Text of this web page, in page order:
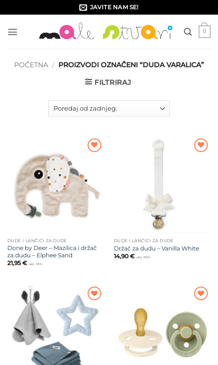
to
content
JAVITE NAM SE!
0
POČETNA / PROIZVODI OZNAČENI “DUDA VARALICA”
FILTRIRAJ
DUDE I LANČIĆI ZA DUDE
Done by Deer – Mazilica i držač
za dudu – Elphee Sand
21,95 € uklj. PDV
DUDE I LANČIĆI ZA DUDE
Držač za dudu – Vanilla White
14,90 € uklj. PDV
Dodajte
na listu
želja
na listu
želja